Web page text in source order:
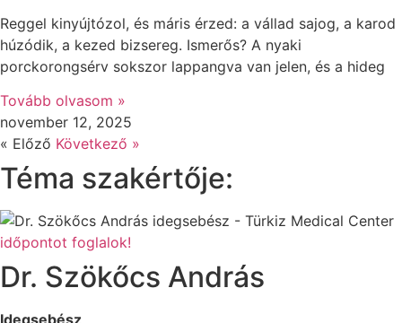
Reggel kinyújtózol, és máris érzed: a vállad sajog, a karod
húzódik, a kezed bizsereg. Ismerős? A nyaki
porckorongsérv sokszor lappangva van jelen, és a hideg
Tovább olvasom »
november 12, 2025
« Előző Következő »
Téma szakértője:
időpontot foglalok!
Dr. Szökőcs András